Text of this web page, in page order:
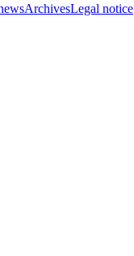
ArchivesLegal notice